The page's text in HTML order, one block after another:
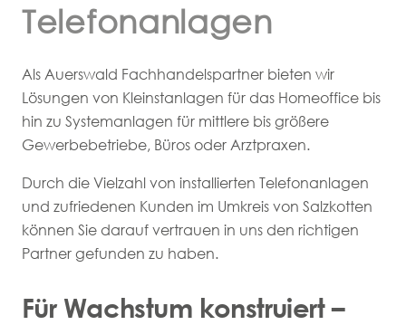
Telefonanlagen
Als Auerswald Fachhandelspartner bieten wir
Lösungen von Kleinstanlagen für das Homeoffice bis
hin zu Systemanlagen für mittlere bis größere
Gewerbebetriebe, Büros oder Arztpraxen.
Durch die Vielzahl von installierten Telefonanlagen
und zufriedenen Kunden im Umkreis von Salzkotten
können Sie darauf vertrauen in uns den richtigen
Partner gefunden zu haben.
Für Wachstum konstruiert –